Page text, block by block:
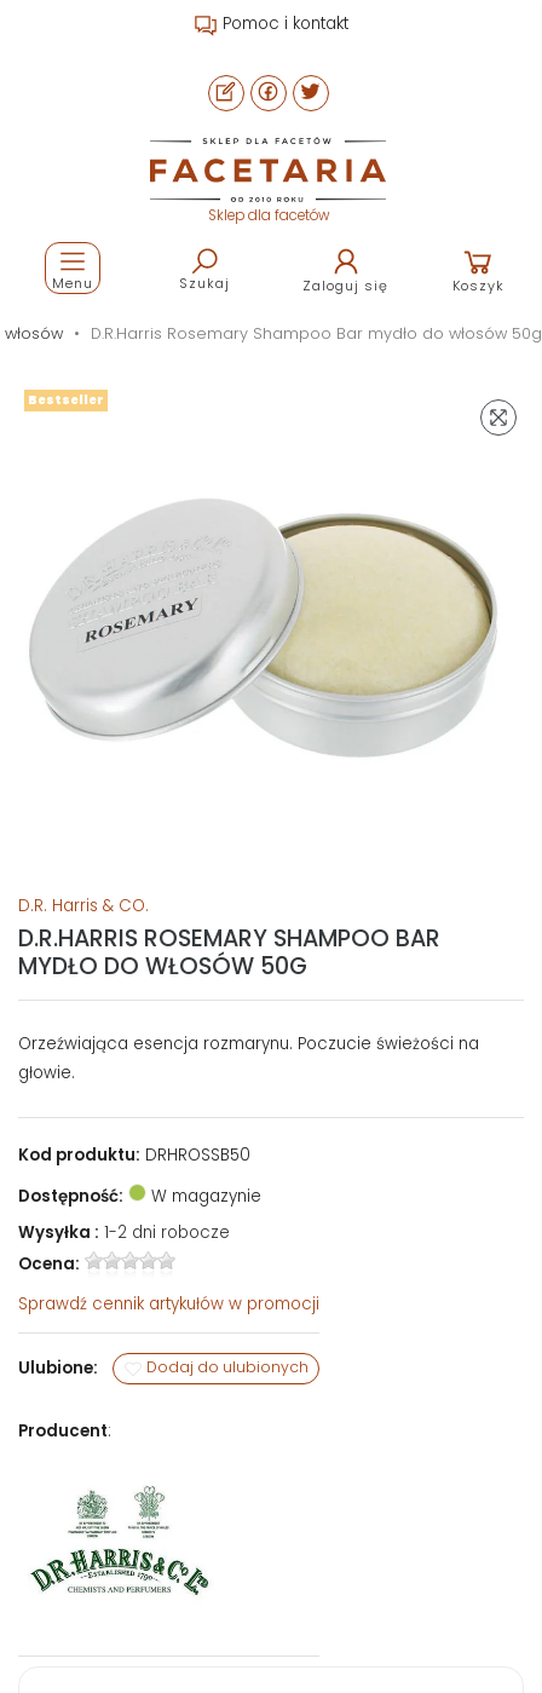
Pomoc i kontakt
Sklep dla facetów
Szukaj Zaloguj się Koszyk
Menu
D.R.Harris Rosemary Shampoo Bar mydło do włosów 50g
Bestseller
D.R. Harris & CO.
D.R.HARRIS ROSEMARY SHAMPOO BAR
MYDŁO DO WŁOSÓW 50G
Orzeźwiająca esencja rozmarynu. Poczucie świeżości na
głowie.
Kod produktu: DRHROSSB50
Dostępność:
W magazynie
Wysyłka : 1-2 dni robocze
Ocena:
Sprawdź cennik artykułów w promocji
Ulubione: Dodaj do ulubionych
Producent: